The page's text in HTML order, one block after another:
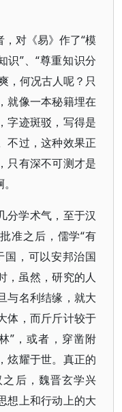
对《易》作了“模
识”、“尊重知识分
，何况古人呢？只
就像一本秘籍埋在
字迹斑驳，写得是
不过，这种效果正
只有深不可测才是
分学术气，至于汉
准之后，儒学“有
国，可以安邦治国
虽然，研究的人
与名利结缘，就大
体，而斤斤计较于
”，或者，穿凿附
炫耀于世。真正的
后，魏晋玄学兴
想上和行动上的大